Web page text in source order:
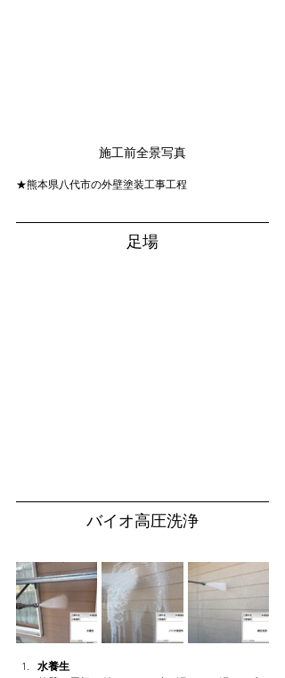
施工前全景写真
★熊本県八代市の外壁塗装工事工程
足場
バイオ高圧洗浄
水養生